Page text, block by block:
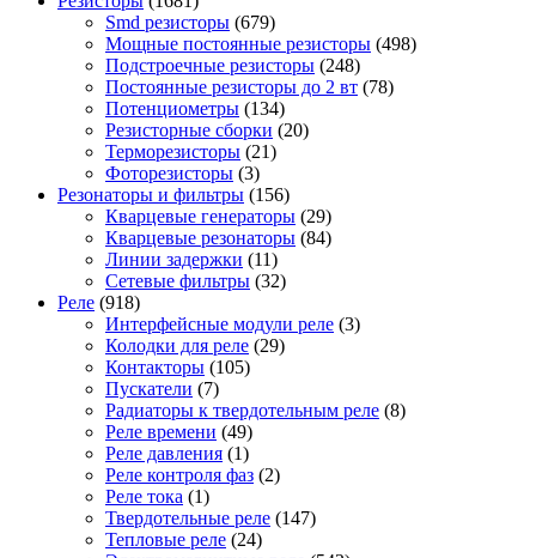
Smd резисторы (679)
Мощные постоянные резисторы (498)
Подстроечные резисторы (248)
Постоянные резисторы до 2 вт (78)
Потенциометры (134)
Резисторные сборки (20)
Терморезисторы (21)
Фоторезисторы (3)
Резонаторы и фильтры (156)
Кварцевые генераторы (29)
Кварцевые резонаторы (84)
Линии задержки (11)
Сетевые фильтры (32)
Реле (918)
Интерфейсные модули реле (3)
Колодки для реле (29)
Контакторы (105)
Пускатели (7)
Радиаторы к твердотельным реле (8)
Реле времени (49)
Реле давления (1)
Реле контроля фаз (2)
Реле тока (1)
Твердотельные реле (147)
Тепловые реле (24)